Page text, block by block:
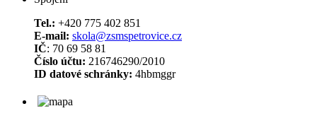
Tel.: +420 775 402 851
E-mail: skola@zsmspetrovice.cz
IČ: 70 69 58 81
Číslo účtu: 216746290/2010
ID datové schránky: 4hbmggr